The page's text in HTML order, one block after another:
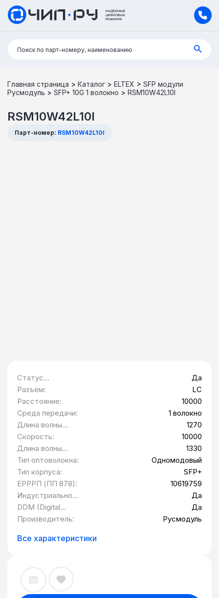
Поиск:
Поиск по парт-номеру, наименованию
Главная страница > Каталог > ELTEX > SFP модули
Русмодуль > SFP+ 10G 1 волокно > RSM10W42L10I
RSM10W42L10I
Парт-номер: RSM10W42L10I
Статус
Минпромторг:
Да
Разъём:
LC
Расстояние:
10000
Среда передачи:
1 волокно
Длина волны
приемника (RX):
1270
Скорость:
10000
Длина волны
передатчика
(TX):
1330
Тип оптоволокна:
Одномодовый
Тип корпуса:
SFP+
ЕРРРП (ПП 878):
10619759
Индустриальное
исполнение:
Да
DDM (Digital
Diagnostic
Monitoring):
Да
Производитель:
Русмодуль
Все характеристики